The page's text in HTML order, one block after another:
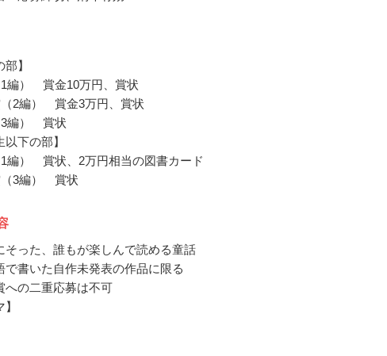
部】
編） 賞金10万円、賞状
2編） 賞金3万円、賞状
3編） 賞状
以下の部】
編） 賞状、2万円相当の図書カード
（3編） 賞状
そった、誰もが楽しんで読める童話
書いた自作未発表の作品に限る
の二重応募は不可